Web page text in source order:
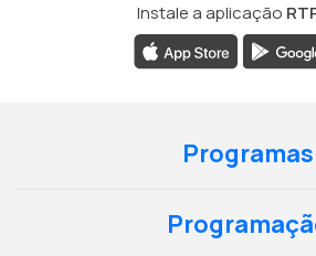
Instale a aplicação
Programas